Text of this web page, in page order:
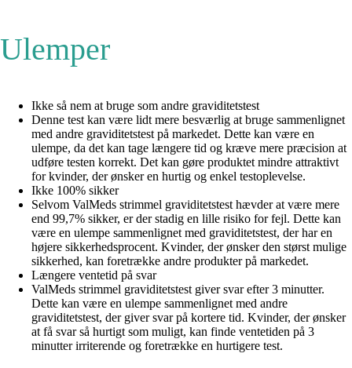
Ulemper
Ikke så nem at bruge som andre graviditetstest
Denne test kan være lidt mere besværlig at bruge sammenlignet
med andre graviditetstest på markedet. Dette kan være en
ulempe, da det kan tage længere tid og kræve mere præcision at
udføre testen korrekt. Det kan gøre produktet mindre attraktivt
for kvinder, der ønsker en hurtig og enkel testoplevelse.
Ikke 100% sikker
Selvom ValMeds strimmel graviditetstest hævder at være mere
end 99,7% sikker, er der stadig en lille risiko for fejl. Dette kan
være en ulempe sammenlignet med graviditetstest, der har en
højere sikkerhedsprocent. Kvinder, der ønsker den størst mulige
sikkerhed, kan foretrække andre produkter på markedet.
Længere ventetid på svar
ValMeds strimmel graviditetstest giver svar efter 3 minutter.
Dette kan være en ulempe sammenlignet med andre
graviditetstest, der giver svar på kortere tid. Kvinder, der ønsker
at få svar så hurtigt som muligt, kan finde ventetiden på 3
minutter irriterende og foretrække en hurtigere test.